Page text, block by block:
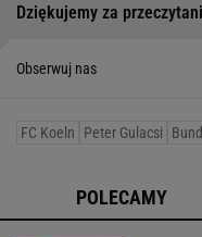
Dziękujemy za
Obserwuj nas
FC Koeln Peter Gulacsi
POLECAMY